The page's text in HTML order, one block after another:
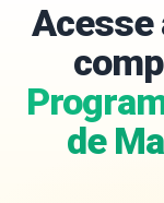
Acesse
de